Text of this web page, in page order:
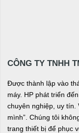
CÔNG TY TNHH
Được thành lập vào
máy. HP phát triển
chuyên nghiệp, uy tín.
mình”. Chúng tôi
trang thiết bị để phục